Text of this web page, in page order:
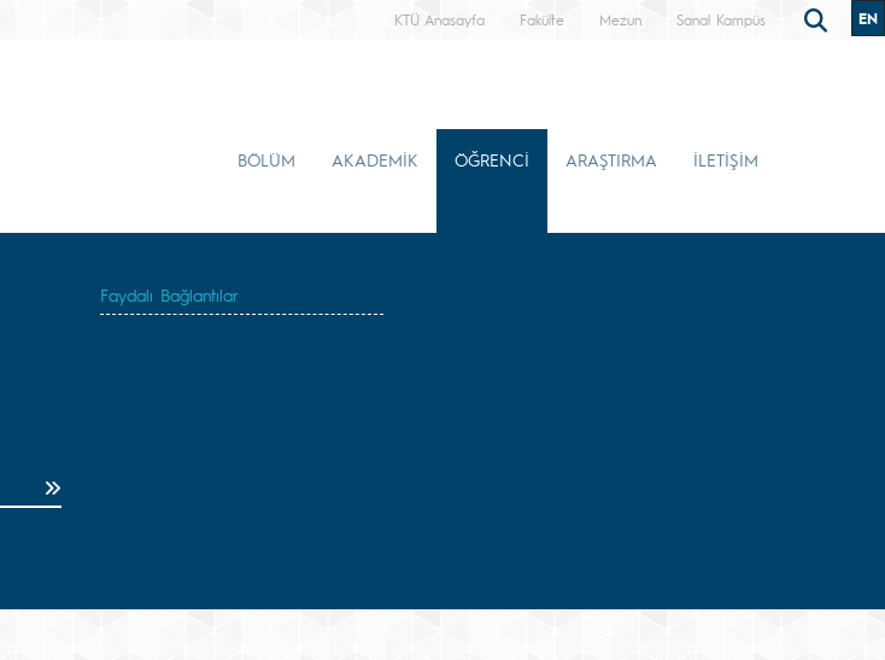
KTÜ Anasayfa Fakülte Mezun Sanal Kampüs EN
BÖLÜM AKADEMİK ÖĞRENCİ ARAŞTIRMA İLETİŞİM
Faydalı Bağlantılar